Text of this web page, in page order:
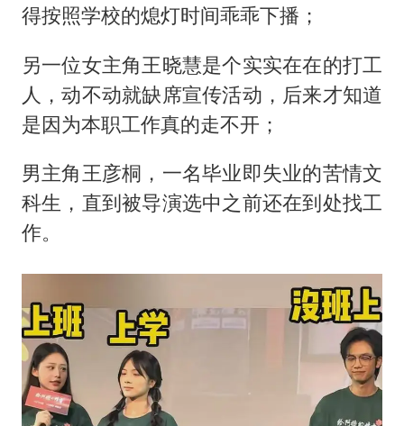
得按照学校的熄灯时间乖乖下播；
另一位女主角王晓慧是个实实在在的打工
人，动不动就缺席宣传活动，后来才知道
是因为本职工作真的走不开；
男主角王彦桐，一名毕业即失业的苦情文
科生，直到被导演选中之前还在到处找工
作。